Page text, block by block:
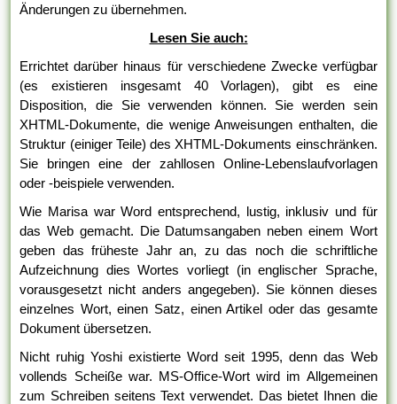
Änderungen zu übernehmen.
Lesen Sie auch:
Errichtet darüber hinaus für verschiedene Zwecke verfügbar
(es existieren insgesamt 40 Vorlagen), gibt es eine
Disposition, die Sie verwenden können. Sie werden sein
XHTML-Dokumente, die wenige Anweisungen enthalten, die
Struktur (einiger Teile) des XHTML-Dokuments einschränken.
Sie bringen eine der zahllosen Online-Lebenslaufvorlagen
oder -beispiele verwenden.
Wie Marisa war Word entsprechend, lustig, inklusiv und für
das Web gemacht. Die Datumsangaben neben einem Wort
geben das früheste Jahr an, zu das noch die schriftliche
Aufzeichnung dies Wortes vorliegt (in englischer Sprache,
vorausgesetzt nicht anders angegeben). Sie können dieses
einzelnes Wort, einen Satz, einen Artikel oder das gesamte
Dokument übersetzen.
Nicht ruhig Yoshi existierte Word seit 1995, denn das Web
vollends Scheiße war. MS-Office-Wort wird im Allgemeinen
zum Schreiben seitens Text verwendet. Das bietet Ihnen die